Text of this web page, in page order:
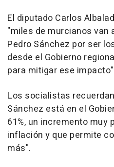
El diputado Carlos
"miles de murcianos van
Pedro Sánchez por ser
desde el Gobierno
para mitigar ese
Los socialistas
Sánchez está en el
61%, un incremento muy
inflación y que permite
más".